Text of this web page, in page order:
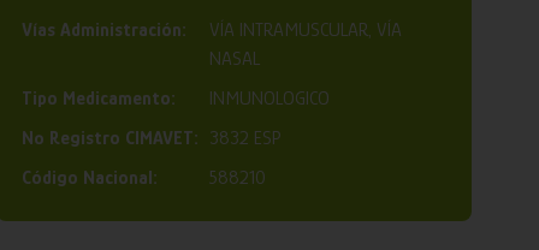
Vías Administración:
VÍA INTRAMUSCULAR, VÍA
NASAL
Tipo Medicamento:
INMUNOLOGICO
Nº Registro CIMAVET:
3832 ESP
Código Nacional:
588210